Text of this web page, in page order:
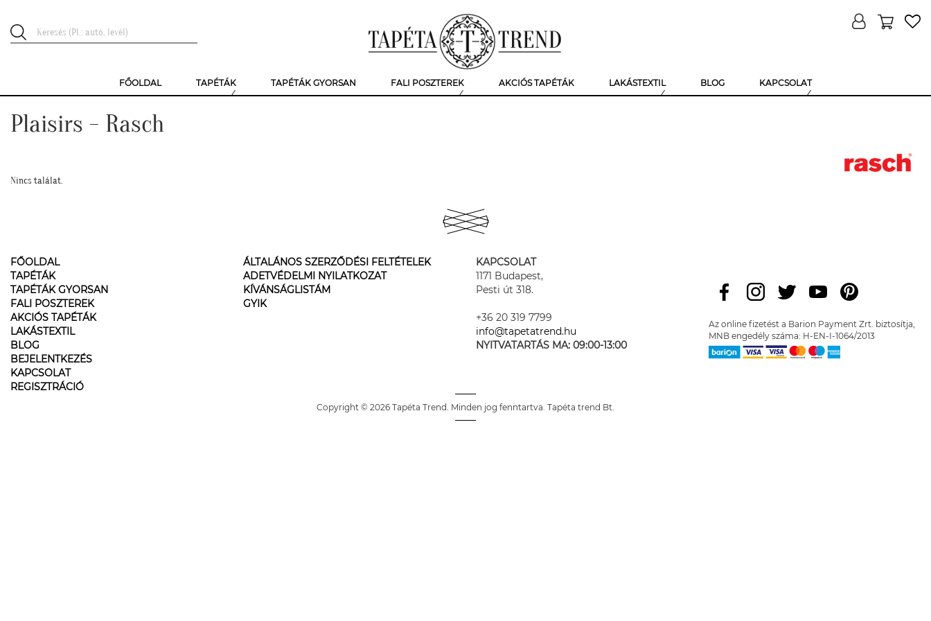
FŐOLDAL TAPÉTÁK TAPÉTÁK GYORSAN FALI POSZTEREK AKCIÓS TAPÉTÁK LAKÁSTEXTIL BLOG KAPCSOLAT
Plaisirs - Rasch
Nincs találat.
FŐOLDAL
TAPÉTÁK
TAPÉTÁK GYORSAN
FALI POSZTEREK
AKCIÓS TAPÉTÁK
LAKÁSTEXTIL
BLOG
BEJELENTKEZÉS
KAPCSOLAT
REGISZTRÁCIÓ
ÁLTALÁNOS SZERZŐDÉSI FELTÉTELEK
ADETVÉDELMI NYILATKOZAT
KÍVÁNSÁGLISTÁM
GYIK
KAPCSOLAT
1171 Budapest,
Pesti út 318.
+36 20 319 7799
info@tapetatrend.hu
NYITVATARTÁS MA: 09:00-13:00
Az online fizetést a Barion Payment Zrt. biztosítja,
MNB engedély száma: H-EN-I-1064/2013
Copyright © 2026 Tapéta Trend. Minden jog fenntartva. Tapéta trend Bt.